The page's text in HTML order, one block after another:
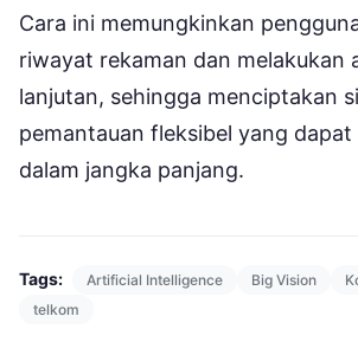
Cara ini memungkinkan
riwayat rekaman dan melakukan
lanjutan, sehingga menciptakan
pemantauan fleksibel yang dapat
dalam jangka panjang.
Tags: Artificial Intelligence Big Vision
telkom